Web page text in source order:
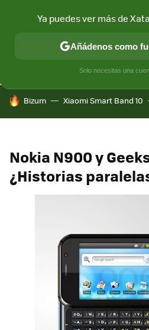
CONECTIVIDAD MÓVIL Y
HOY SE HABLA DE
Bizum Xiaomi Smart Band 10
Nokia N900 y
¿Historias
Ya puedes ver más de
Añádenos como
Solo necesitas una